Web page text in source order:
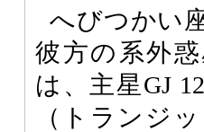
へびつかい
彼方の系外惑
は、主星GJ
（トランジ